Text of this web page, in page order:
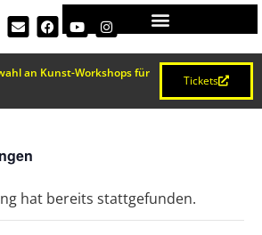
an Kunst-Workshops für
Tickets
hat bereits stattgefunden.